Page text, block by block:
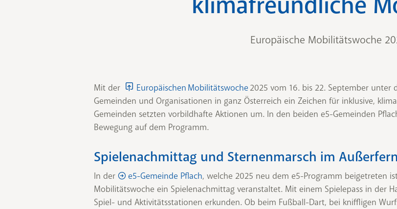
Europäische Mobilitätswoche
Mit der Europäischen Mobilitätswoche 2025 vom 16. bis 22. September
Gemeinden und Organisationen in ganz Österreich ein Zeichen für inklusive,
Gemeinden setzten vorbildhafte Aktionen um. In den beiden e5-Gemeinden
Bewegung auf dem Programm.
Spielenachmittag und Sternenmarsch im Außerfern
In der e5-Gemeinde Pflach, welche 2025 neu dem e5-Programm beigetreten
Mobilitätswoche ein Spielenachmittag veranstaltet. Mit einem Spielepass in der
Spiel- und Aktivitätsstationen erkunden. Ob beim Fußball-Dart, bei kniffligen